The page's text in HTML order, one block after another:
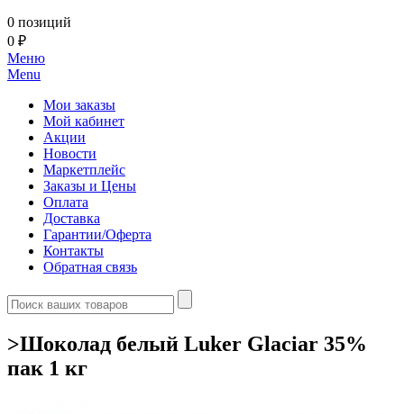
0 позиций
0 ₽
Меню
Menu
Мои заказы
Мой кабинет
Акции
Новости
Маркетплейс
Заказы и Цены
Оплата
Доставка
Гарантии/Оферта
Контакты
Обратная связь
>Шоколад белый Luker Glaciar 35%
пак 1 кг